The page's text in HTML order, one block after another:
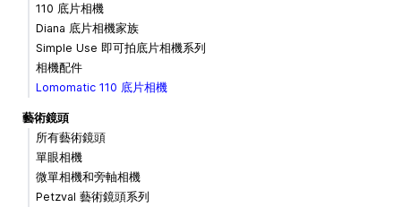
110 底片相機
Diana 底片相機家族
Simple Use 即可拍底片相機系列
相機配件
Lomomatic 110 底片相機
藝術鏡頭
所有藝術鏡頭
單眼相機
微單相機和旁軸相機
Petzval 藝術鏡頭系列